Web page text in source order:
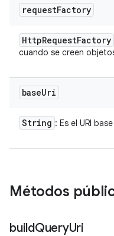
requestFactory
HttpRequestFactory
cuando se creen
baseUri
String : Es el URI
Métodos
buildQueryUri